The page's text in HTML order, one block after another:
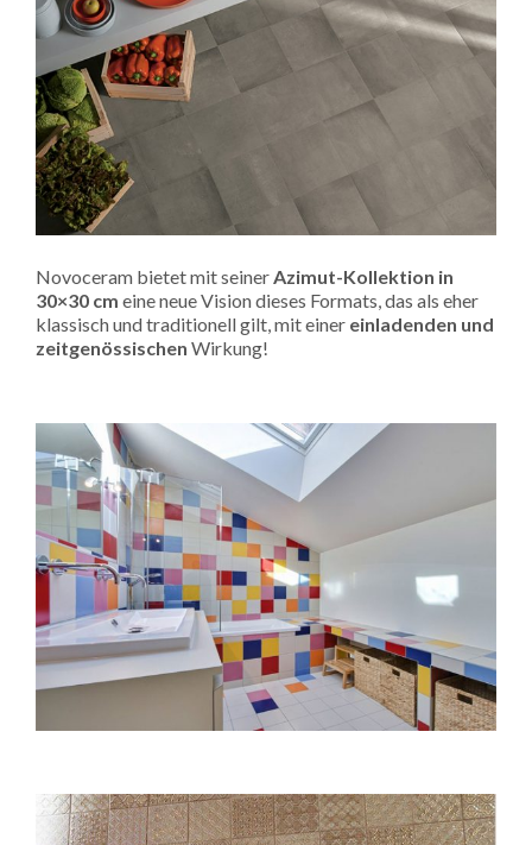
Novoceram bietet mit seinerAzimut-Kollektion in
30×30 cm eine neue Vision dieses Formats, das als eher
klassisch und traditionell gilt, mit einer einladenden und
zeitgenössischen Wirkung!